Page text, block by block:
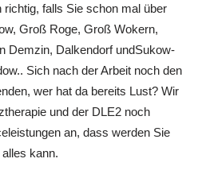
falls Sie schon mal über
Groß Roge, Groß Wokern,
Demzin, Dalkendorf undSukow-
Sich nach der Arbeit noch den
wer hat da bereits Lust? Wir
und der DLE2 noch
an, dass werden Sie
kann.